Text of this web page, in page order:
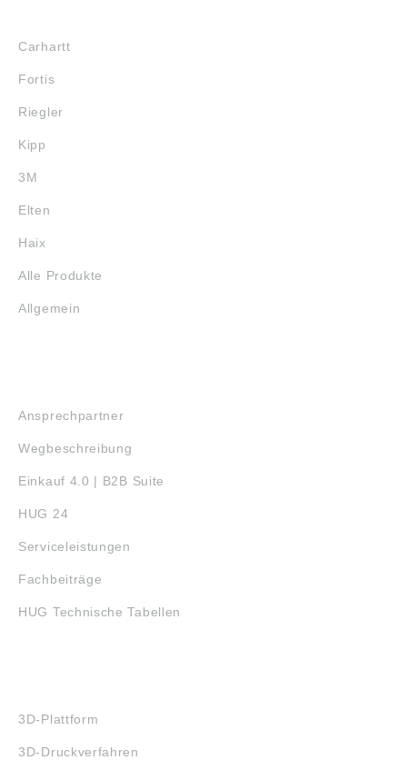
Carhartt
Fortis
Riegler
Kipp
3M
Elten
Haix
Alle Produkte
Allgemein
Ansprechpartner
Wegbeschreibung
Einkauf 4.0 | B2B Suite
HUG 24
Serviceleistungen
Fachbeiträge
HUG Technische Tabellen
3D-Plattform
3D-Druckverfahren